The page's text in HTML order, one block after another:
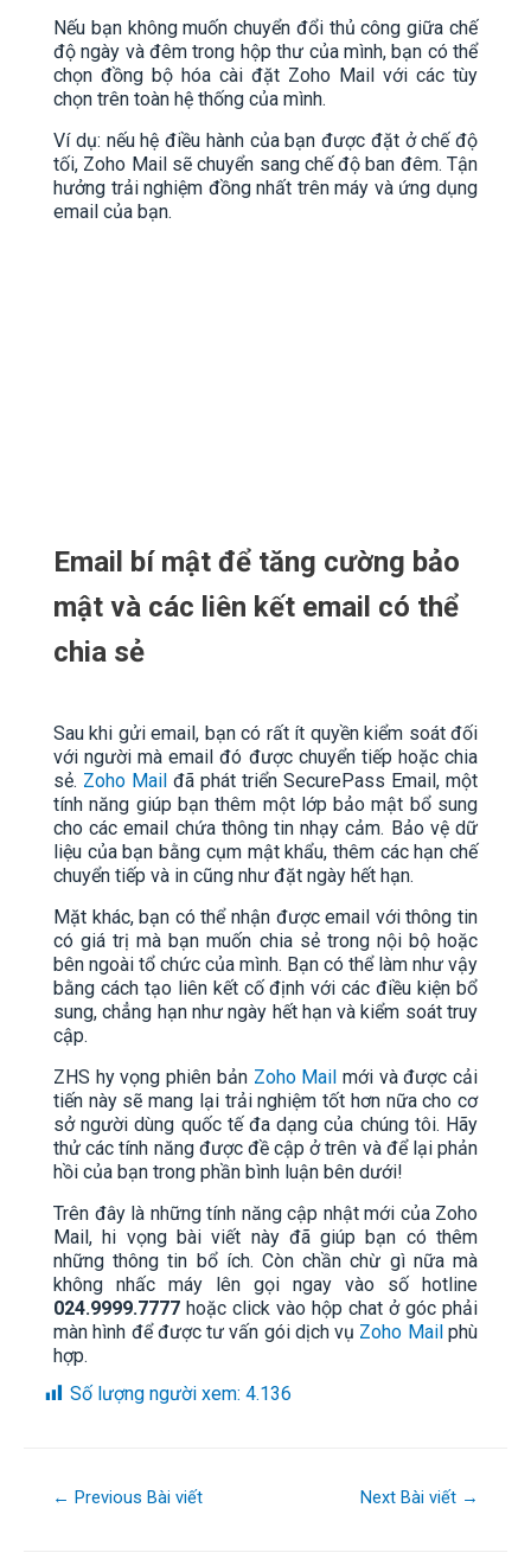
Nếu bạn không muốn chuyển đổi thủ công giữa chế
độ ngày và đêm trong hộp thư của mình, bạn có thể
chọn đồng bộ hóa cài đặt Zoho Mail với các tùy
chọn trên toàn hệ thống của mình.
Ví dụ: nếu hệ điều hành của bạn được đặt ở chế độ
tối, Zoho Mail sẽ chuyển sang chế độ ban đêm. Tận
hưởng trải nghiệm đồng nhất trên máy và ứng dụng
email của bạn.
Email bí mật để tăng cường bảo
mật và các liên kết email có thể
chia sẻ
Sau khi gửi email, bạn có rất ít quyền kiểm soát đối
với người mà email đó được chuyển tiếp hoặc chia
sẻ. Zoho Mail đã phát triển SecurePass Email, một
tính năng giúp bạn thêm một lớp bảo mật bổ sung
cho các email chứa thông tin nhạy cảm. Bảo vệ dữ
liệu của bạn bằng cụm mật khẩu, thêm các hạn chế
chuyển tiếp và in cũng như đặt ngày hết hạn.
Mặt khác, bạn có thể nhận được email với thông tin
có giá trị mà bạn muốn chia sẻ trong nội bộ hoặc
bên ngoài tổ chức của mình. Bạn có thể làm như vậy
bằng cách tạo liên kết cố định với các điều kiện bổ
sung, chẳng hạn như ngày hết hạn và kiểm soát truy
cập.
ZHS hy vọng phiên bản Zoho Mail mới và được cải
tiến này sẽ mang lại trải nghiệm tốt hơn nữa cho cơ
sở người dùng quốc tế đa dạng của chúng tôi. Hãy
thử các tính năng được đề cập ở trên và để lại phản
hồi của bạn trong phần bình luận bên dưới!
Trên đây là những tính năng cập nhật mới của Zoho
Mail, hi vọng bài viết này đã giúp bạn có thêm
những thông tin bổ ích. Còn chần chừ gì nữa mà
không nhấc máy lên gọi ngay vào số hotline
024.9999.7777 hoặc click vào hộp chat ở góc phải
màn hình để được tư vấn gói dịch vụ Zoho Mail phù
hợp.
Số lượng người xem: 4.136
← Previous Bài viết Next Bài viết →